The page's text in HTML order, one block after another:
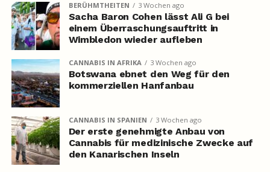
BERÜHMTHEITEN 3 Wochen ago
Sacha Baron Cohen lässt Ali G bei
einem Überraschungsauftritt in
Wimbledon wieder aufleben
CANNABIS IN AFRIKA 3 Wochen ago
Botswana ebnet den Weg für den
kommerziellen Hanfanbau
CANNABIS IN SPANIEN 3 Wochen ago
Der erste genehmigte Anbau von
Cannabis für medizinische Zwecke auf
den Kanarischen Inseln